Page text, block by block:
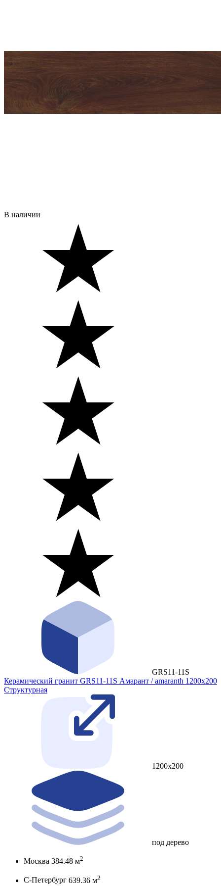
В наличии
GRS11-11S
Керамический гранит GRS11-11S Амарант / amaranth 1200x200
Cтруктурная
1200x200
под дерево
Москва 384.48 м2
С-Петербург 639.36 м2